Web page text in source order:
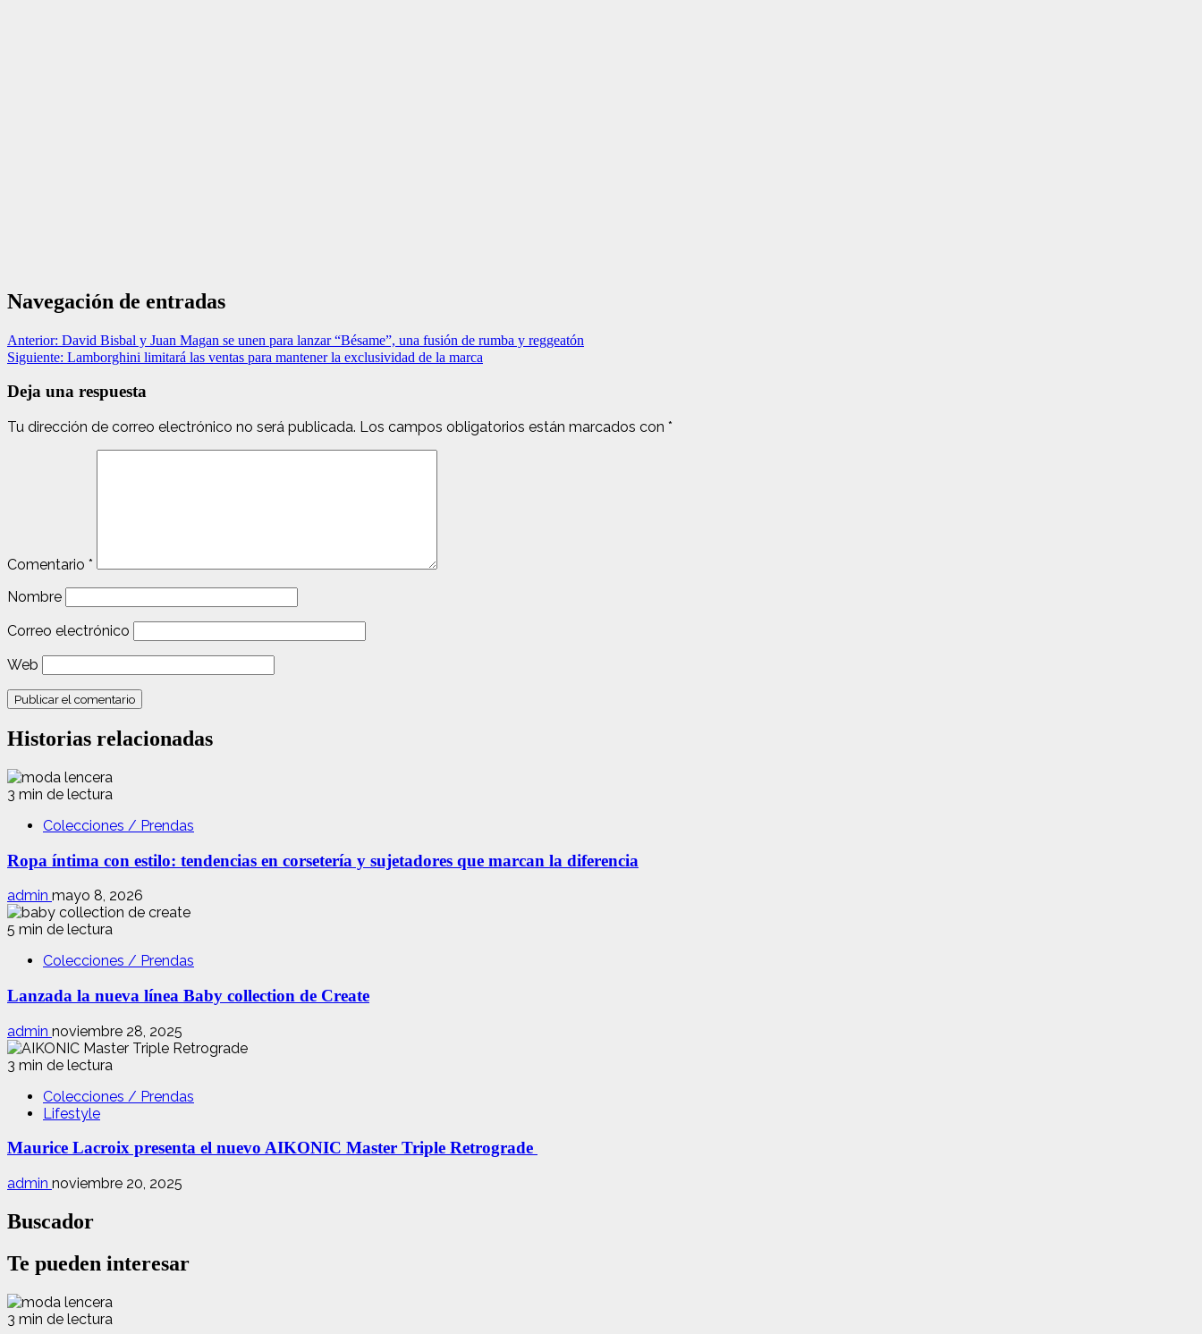
Navegación de entradas
Anterior: David Bisbal y Juan Magan se unen para lanzar “Bésame”, una fusión de rumba y reggeatón
Siguiente: Lamborghini limitará las ventas para mantener la exclusividad de la marca
Deja una respuesta
Tu dirección de correo electrónico no será publicada. Los campos obligatorios están marcados con *
Comentario *
Nombre
Correo electrónico
Web
Historias relacionadas
3 min de lectura
Colecciones / Prendas
Ropa íntima con estilo: tendencias en corsetería y sujetadores que marcan la diferencia
admin mayo 8, 2026
5 min de lectura
Colecciones / Prendas
Lanzada la nueva línea Baby collection de Create
admin noviembre 28, 2025
3 min de lectura
Colecciones / Prendas
Lifestyle
Maurice Lacroix presenta el nuevo AIKONIC Master Triple Retrograde
admin noviembre 20, 2025
Buscador
Te pueden interesar
3 min de lectura